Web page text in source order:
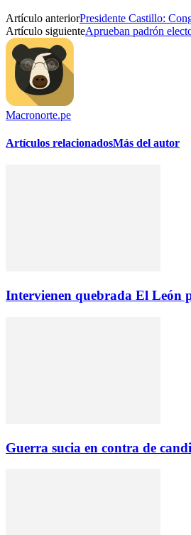
Artículo anteriorPresidente Castillo:
Artículo siguienteAprueban padrón
Macronorte.pe
Artículos relacionadosMás del autor
Intervienen quebrada El León
Guerra sucia en contra de